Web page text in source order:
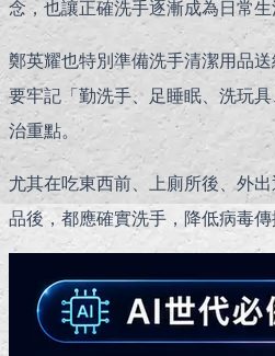
念，也讓正確洗手逐漸成為日常生
鄭英耀也特別準備洗手清潔用品
要牢記「勤洗手、足睡眠、洗玩
治重點。
尤其在吃東西前、上廁所後、外
品後，都應確實洗手，降低病毒傳